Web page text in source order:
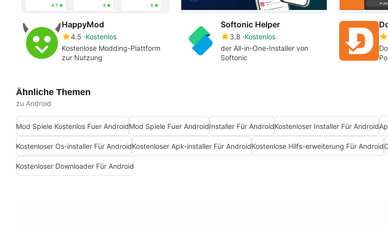
HappyMod
4.5 Kostenlos
Kostenlose Modding-Plattform
zur Nutzung
Softonic Helper
3.8 Kostenlos
der All-in-One-Installer von
Softonic
Ähnliche Themen
zu Android
Mod Spiele Kostenlos Fuer AndroidMod Spiele Fuer AndroidInstaller Für AndroidKostenloser Installer Für Android
Kostenloser Os-installer Für AndroidKostenloser Apk-installer Für AndroidKostenlose Hilfs-erweiterung Für Android
Kostenloser Downloader Für Android